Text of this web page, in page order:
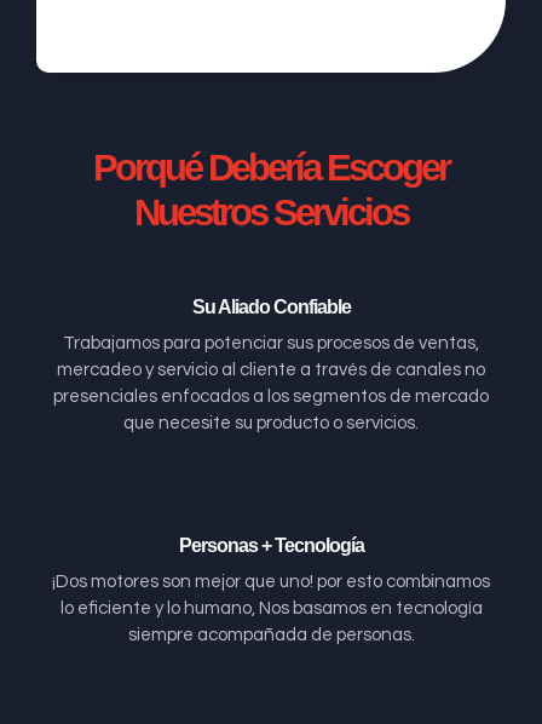
Porqué Debería Escoger
Nuestros Servicios
Su Aliado Confiable
Trabajamos para potenciar sus procesos de ventas,
mercadeo y servicio al cliente a través de canales no
presenciales enfocados a los segmentos de mercado
que necesite su producto o servicios.
Personas + Tecnología
¡Dos motores son mejor que uno! por esto combinamos
lo eficiente y lo humano, Nos basamos en tecnología
siempre acompañada de personas.